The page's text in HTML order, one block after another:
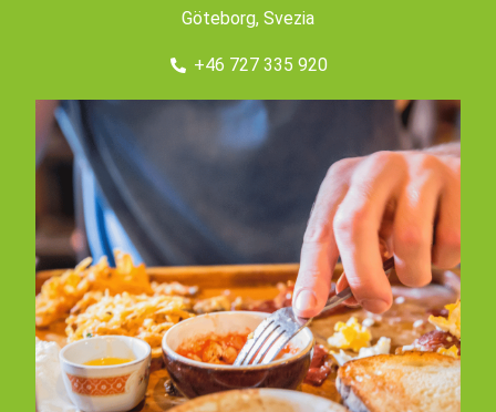
Göteborg, Svezia
+46 727 335 920